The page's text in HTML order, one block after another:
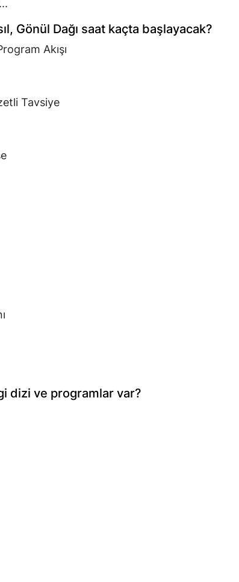
Gönül Dağı saat kaçta başlayacak?
Akışı
Tavsiye
dizi ve programlar var?